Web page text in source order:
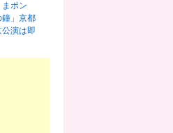
ポン
」京都
演は即